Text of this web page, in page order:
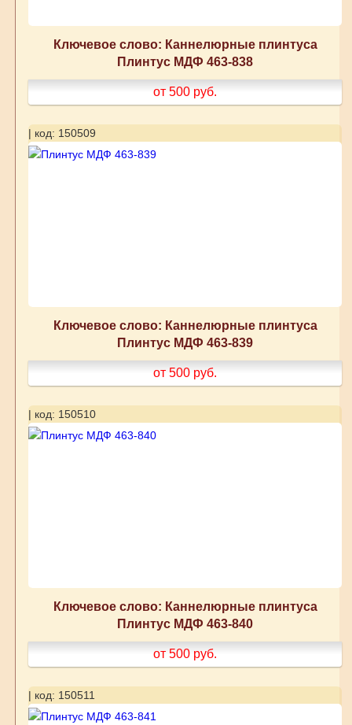
Ключевое слово: Каннелюрные плинтуса
Плинтус МДФ 463-838
от 500 руб.
| код: 150509
Ключевое слово: Каннелюрные плинтуса
Плинтус МДФ 463-839
от 500 руб.
| код: 150510
Ключевое слово: Каннелюрные плинтуса
Плинтус МДФ 463-840
от 500 руб.
| код: 150511